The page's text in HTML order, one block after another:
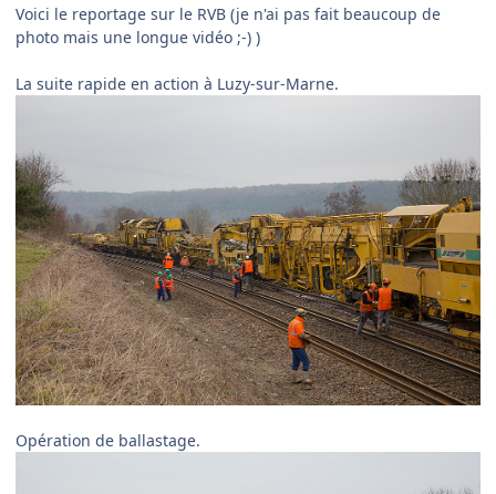
Voici le reportage sur le RVB (je n'ai pas fait beaucoup de
photo mais une longue vidéo ;-) )
La suite rapide en action à Luzy-sur-Marne.
Opération de ballastage.